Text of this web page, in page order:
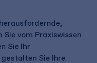
vom Praxiswissen
Sie Ihr
Sie Ihre